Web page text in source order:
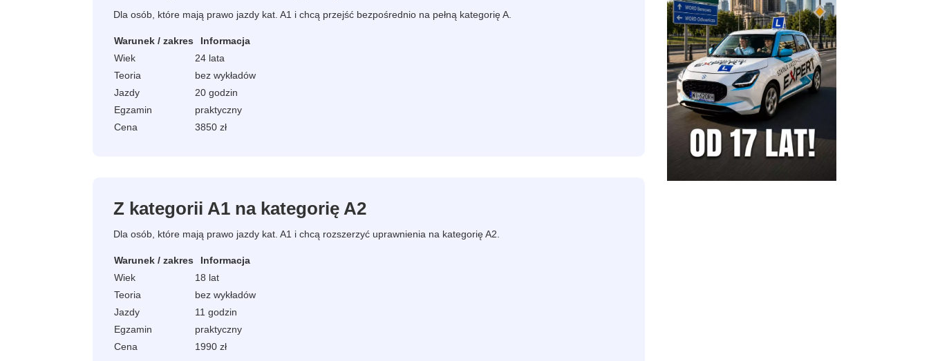
Dla osób, które mają prawo jazdy kat. A1 i chcą przejść bezpośrednio na pełną kategorię A.
Warunek / zakres
Informacja
Wiek
24 lata
Teoria
bez wykładów
Jazdy
20 godzin
Egzamin
praktyczny
Cena
3850 zł
Z kategorii A1 na kategorię A2
Dla osób, które mają prawo jazdy kat. A1 i chcą rozszerzyć uprawnienia na kategorię A2.
Warunek / zakres
Informacja
Wiek
18 lat
Teoria
bez wykładów
Jazdy
11 godzin
Egzamin
praktyczny
Cena
1990 zł